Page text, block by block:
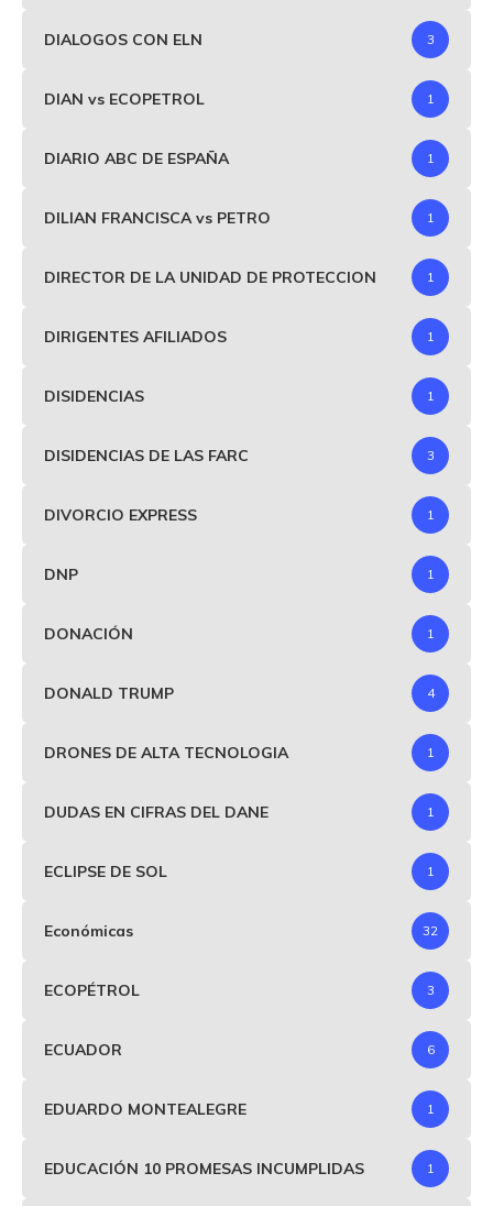
DIALOGOS CON ELN 3
DIAN vs ECOPETROL 1
DIARIO ABC DE ESPAÑA 1
DILIAN FRANCISCA vs PETRO 1
DIRECTOR DE LA UNIDAD DE PROTECCION 1
DIRIGENTES AFILIADOS 1
DISIDENCIAS 1
DISIDENCIAS DE LAS FARC 3
DIVORCIO EXPRESS 1
DNP 1
DONACIÓN 1
DONALD TRUMP 4
DRONES DE ALTA TECNOLOGIA 1
DUDAS EN CIFRAS DEL DANE 1
ECLIPSE DE SOL 1
Económicas 32
ECOPÉTROL 3
ECUADOR 6
EDUARDO MONTEALEGRE 1
EDUCACIÓN 10 PROMESAS INCUMPLIDAS 1